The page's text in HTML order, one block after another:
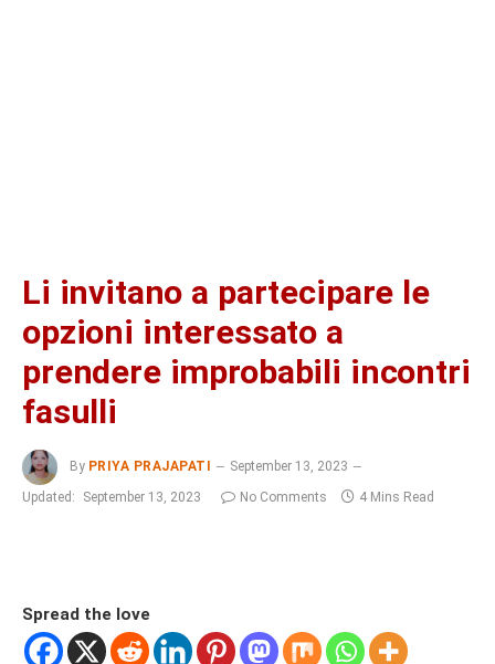
Li invitano a partecipare le
opzioni interessato a
prendere improbabili incontri
fasulli
By PRIYA PRAJAPATI
September 13, 2023
Updated:
September 13, 2023 No Comments 4 Mins Read
Spread the love